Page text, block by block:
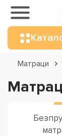
Матраци